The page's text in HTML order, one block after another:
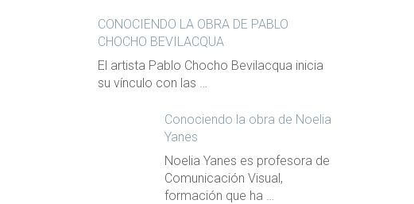
CONOCIENDO LA OBRA DE PABLO
CHOCHO BEVILACQUA
El artista Pablo Chocho Bevilacqua inicia
su vínculo con las …
Conociendo la obra de Noelia
Yanes
Noelia Yanes es profesora de
Comunicación Visual,
formación que ha …